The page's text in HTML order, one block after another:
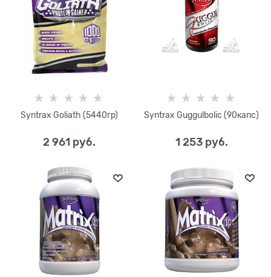
Syntrax Goliath (5440гр)
2 961 руб.
Syntrax Guggulbolic (90капс)
1 253 руб.